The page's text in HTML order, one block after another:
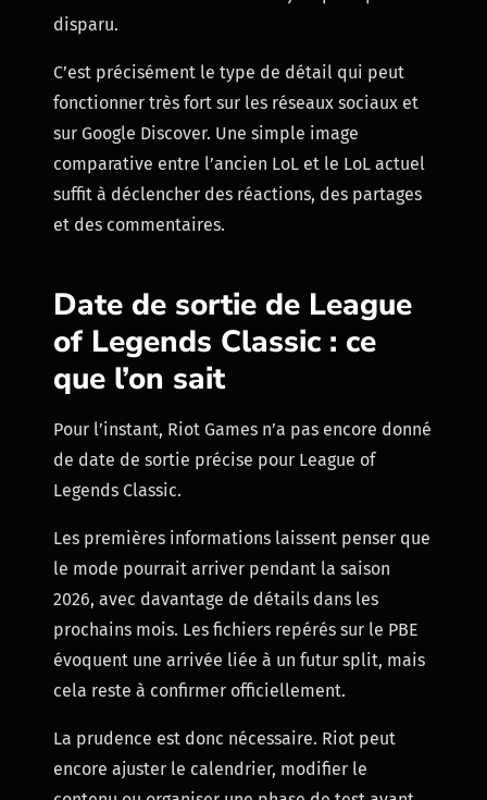
disparu.
C’est précisément le type de détail qui peut
fonctionner très fort sur les réseaux sociaux et
sur Google Discover. Une simple image
comparative entre l’ancien LoL et le LoL actuel
suffit à déclencher des réactions, des partages
et des commentaires.
Date de sortie de League
of Legends Classic : ce
que l’on sait
Pour l’instant, Riot Games n’a pas encore donné
de date de sortie précise pour League of
Legends Classic.
Les premières informations laissent penser que
le mode pourrait arriver pendant la saison
2026, avec davantage de détails dans les
prochains mois. Les fichiers repérés sur le PBE
évoquent une arrivée liée à un futur split, mais
cela reste à confirmer officiellement.
La prudence est donc nécessaire. Riot peut
encore ajuster le calendrier, modifier le